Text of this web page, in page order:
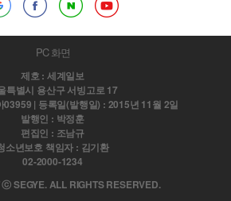
PC 화면
제호 : 세계일보
특별시 용산구 서빙고로 17
03959 | 등록일(발행일) : 2015년 11월 2일
발행인 : 박정훈
편집인 : 조남규
소년보호 책임자 : 김기환
02-2000-1234
SEGYE. ALL RIGHTS RESERVED.